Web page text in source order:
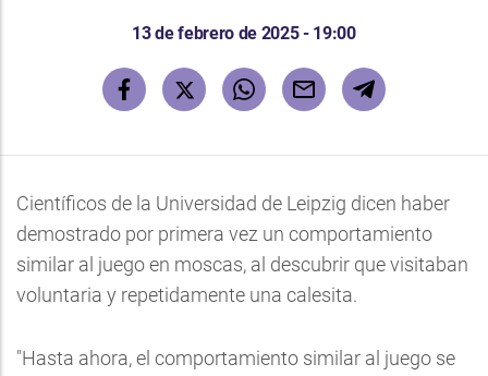
13 de febrero de 2025 - 19:00
Científicos de la Universidad de Leipzig dicen haber
demostrado por primera vez un comportamiento
similar al juego en moscas, al descubrir que visitaban
voluntaria y repetidamente una calesita.
"Hasta ahora, el comportamiento similar al juego se